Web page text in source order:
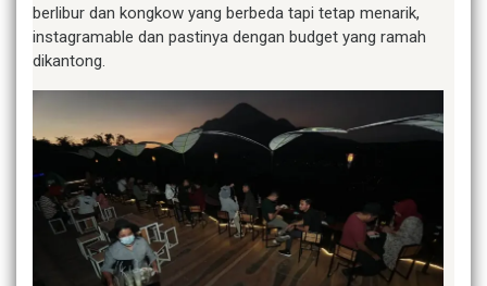
berlibur dan kongkow yang berbeda tapi tetap menarik,
instagramable dan pastinya dengan budget yang ramah
dikantong.